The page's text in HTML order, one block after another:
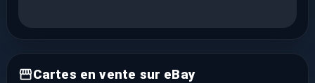
Cartes en vente sur eBay